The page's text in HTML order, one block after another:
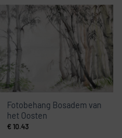
Fotobehang Bosadem van
het Oosten
€ 10.43